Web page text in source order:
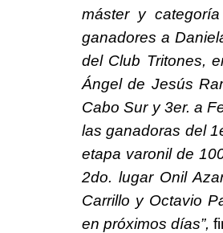
máster y
ganadores a
del Club Tritones,
Ángel de Jesús
Cabo Sur y 3er. a
las ganadoras del
etapa varonil de
2do. lugar Onil
Carrillo y Octavio
en próximos días”,